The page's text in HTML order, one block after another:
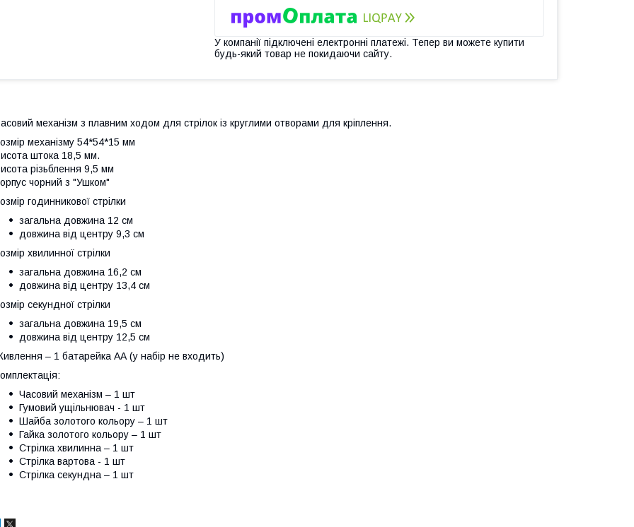
У компанії підключені електронні платежі. Тепер ви можете купити
будь-який товар не покидаючи сайту.
механізм з плавним ходом для стрілок із круглими отворами для кріплення.
механізму 54*54*15 мм
штока 18,5 мм.
різьблення 9,5 мм
чорний з "Ушком"
годинникової стрілки
загальна довжина 12 см
довжина від центру 9,3 см
хвилинної стрілки
загальна довжина 16,2 см
довжина від центру 13,4 см
секундної стрілки
загальна довжина 19,5 см
довжина від центру 12,5 см
– 1 батарейка АА (у набір не входить)
Часовий механізм – 1 шт
Гумовий ущільнювач - 1 шт
Шайба золотого кольору – 1 шт
Гайка золотого кольору – 1 шт
Стрілка хвилинна – 1 шт
Стрілка вартова - 1 шт
Стрілка секундна – 1 шт